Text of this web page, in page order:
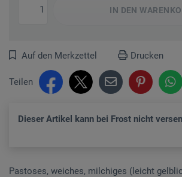
IN DEN
Auf den Merkzettel Drucken
Teilen
Dieser Artikel kann bei Frost nicht
Pastoses, weiches, milchiges (leicht